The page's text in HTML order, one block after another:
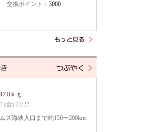
交換ポイント： 3000
ｋｇ
(金) 23:22
ズ海峡入口まで約150〜200km